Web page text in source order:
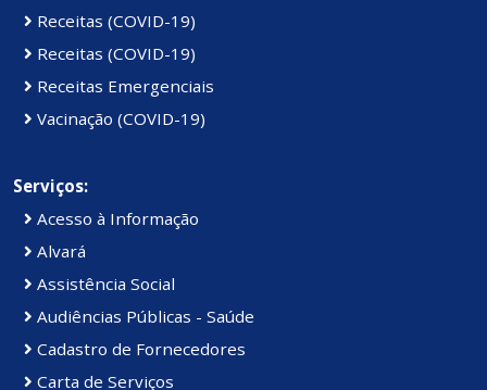
Receitas (COVID-19)
Receitas (COVID-19)
Receitas Emergenciais
Vacinação (COVID-19)
Serviços:
Acesso à Informação
Alvará
Assistência Social
Audiências Públicas - Saúde
Cadastro de Fornecedores
Carta de Serviços